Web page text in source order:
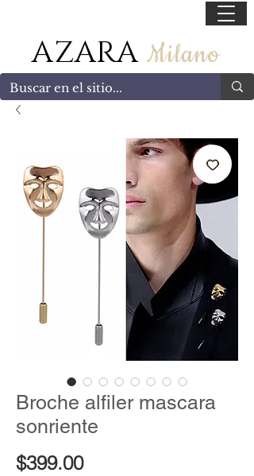
AZARA Milano
Broche alfiler mascara
sonriente
$399.00Precio